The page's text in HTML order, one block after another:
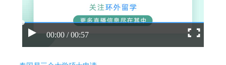
00:00 / 00:57